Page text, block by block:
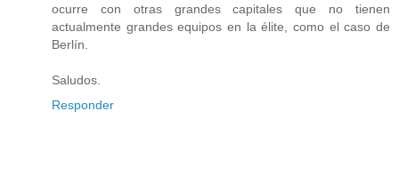
ocurre con otras grandes capitales que no tienen
actualmente grandes equipos en la élite, como el caso de
Berlín.
Saludos.
Responder